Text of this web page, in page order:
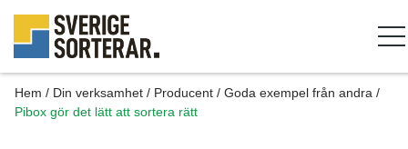
Hem / Din verksamhet / Producent / Goda exempel från andra /
Pibox gör det lätt att sortera rätt